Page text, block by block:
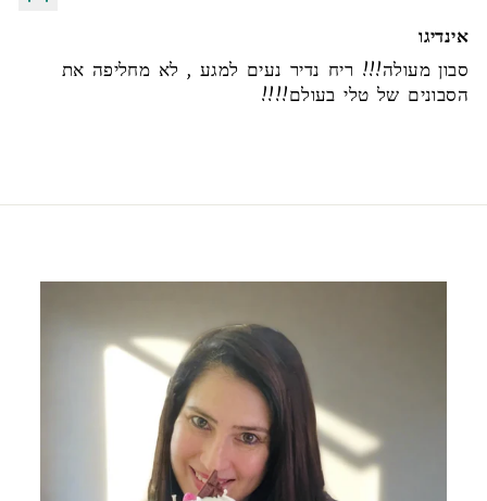
אינדיגו
סבון מעולה!!! ריח נדיר נעים למגע , לא מחליפה את
הסבונים של טלי בעולם!!!!